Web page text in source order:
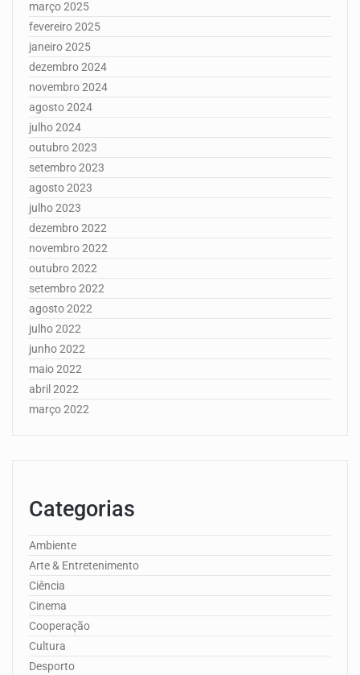
março 2025
fevereiro 2025
janeiro 2025
dezembro 2024
novembro 2024
agosto 2024
julho 2024
outubro 2023
setembro 2023
agosto 2023
julho 2023
dezembro 2022
novembro 2022
outubro 2022
setembro 2022
agosto 2022
julho 2022
junho 2022
maio 2022
abril 2022
março 2022
Categorias
Ambiente
Arte & Entretenimento
Ciência
Cinema
Cooperação
Cultura
Desporto